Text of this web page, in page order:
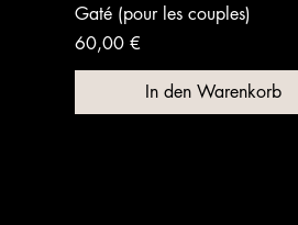
Gaté (pour les couples)
Preis
60,00 €
In den Warenkorb